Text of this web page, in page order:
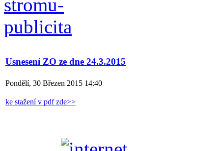
Usnesení ZO ze dne 24.3.2015
Pondělí, 30 Březen 2015 14:40
ke stažení v pdf zde>>